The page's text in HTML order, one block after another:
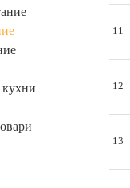
11
12
13